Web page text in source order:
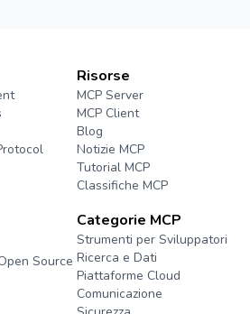
Source
Risorse
MCP Server
MCP Client
Blog
Notizie MCP
Tutorial MCP
Classifiche MCP
Categorie MCP
Strumenti per Sviluppatori
Ricerca e Dati
Piattaforme Cloud
Comunicazione